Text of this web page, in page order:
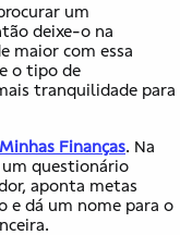
um
deixe-o na
maior com essa
o tipo de
tranquilidade para
Minhas Finanças. Na
um questionário
aponta metas
e dá um nome para o